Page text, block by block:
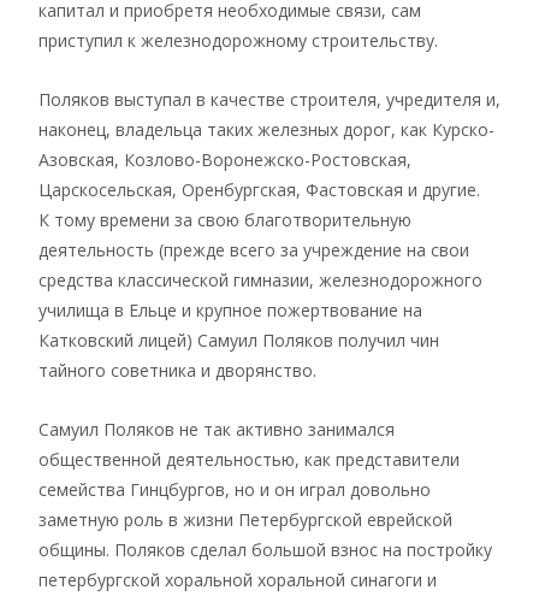
капитал и приобретя необходимые связи, сам
приступил к железнодорожному строительству.
Поляков выступал в качестве строителя, учредителя и,
наконец, владельца таких железных дорог, как Курско-
Азовская, Козлово-Воронежско-Ростовская,
Царскосельская, Оренбургская, Фастовская и другие.
К тому времени за свою благотворительную
деятельность (прежде всего за учреждение на свои
средства классической гимназии, железнодорожного
училища в Ельце и крупное пожертвование на
Катковский лицей) Самуил Поляков получил чин
тайного советника и дворянство.
Самуил Поляков не так активно занимался
общественной деятельностью, как представители
семейства Гинцбургов, но и он играл довольно
заметную роль в жизни Петербургской еврейской
общины. Поляков сделал большой взнос на постройку
петербургской хоральной хоральной синагоги и